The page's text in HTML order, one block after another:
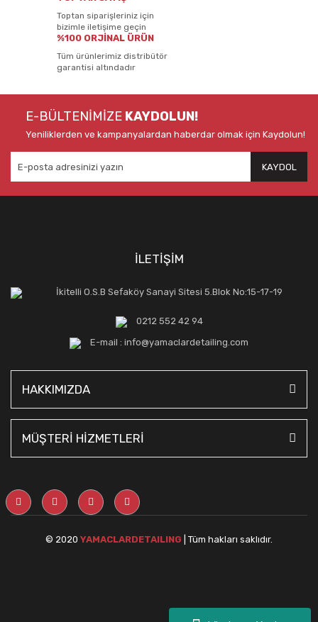
Toptan siparişleriniz için
bizimle iletişime geçin
%100 ORJİNAL ÜRÜN
Tüm ürünlerimiz distribütör
garantisi altındadır
E-BÜLTENİMİZE KAYDOLUN!
Yeniliklerden ve kampanyalardan haberdar olmak için Kaydolun!
KAYDOL
İLETİŞİM
İkitelli O.S.B Sefaköy Sanayi Sitesi 5.Blok No:15-17-19
0212 552 42 94
E-mail : info@yamaclardetailing.com
HAKKIMIZDA
MÜŞTERİ HİZMETLERİ
© 2020 YAMACLARDETAILING | Tüm hakları saklıdır.